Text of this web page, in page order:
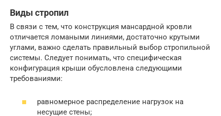
Виды стропил
В связи с тем, что конструкция мансардной кровли
отличается ломаными линиями, достаточно крутыми
углами, важно сделать правильный выбор стропильной
системы. Следует понимать, что специфическая
конфигурация крыши обусловлена следующими
требованиями:
равномерное распределение нагрузок на
несущие стены;